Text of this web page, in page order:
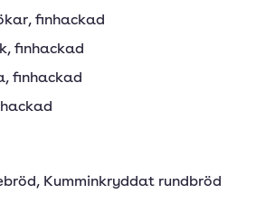
, finhackad
, finhackad
, finhackad
, Kumminkryddat rundbröd